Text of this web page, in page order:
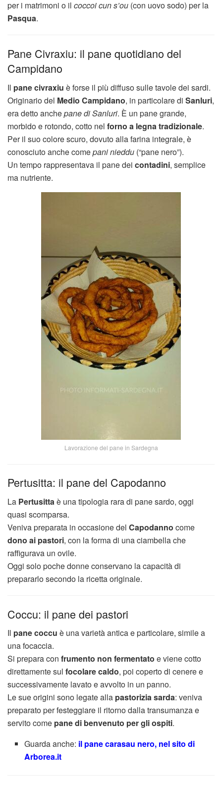
per i matrimoni o il coccoi cun s’ou (con uovo sodo) per la
Pasqua.
Pane Civraxiu: il pane quotidiano del
Campidano
Il pane civraxiu è forse il più diffuso sulle tavole dei sardi.
Originario del Medio Campidano, in particolare di Sanluri,
era detto anchepane di Sanluri. È un pane grande,
morbido e rotondo, cotto nel forno a legna tradizionale.
Per il suo colore scuro, dovuto alla farina integrale, è
conosciuto anche comepani nieddu (“pane nero”).
Un tempo rappresentava il pane dei contadini, semplice
ma nutriente.
Lavorazione del pane in Sardegna
Pertusitta: il pane del Capodanno
La Pertusittaè una tipologia rara di pane sardo, oggi
quasi scomparsa.
Veniva preparata in occasione del Capodanno come
dono ai pastori, con la forma di una ciambella che
raffigurava un ovile.
Oggi solo poche donne conservano la capacità di
prepararlo secondo la ricetta originale.
Coccu: il pane dei pastori
Il pane coccu è una varietà antica e particolare, simile a
una focaccia.
Si prepara con frumento non fermentato e viene cotto
direttamente sul focolare caldo, poi coperto di cenere e
successivamente lavato e avvolto in un panno.
Le sue origini sono legate alla pastorizia sarda: veniva
preparato per festeggiare il ritorno dalla transumanza e
servito come pane di benvenuto per gli ospiti.
Guarda anche: il pane carasau nero, nel sito di
Arborea.it